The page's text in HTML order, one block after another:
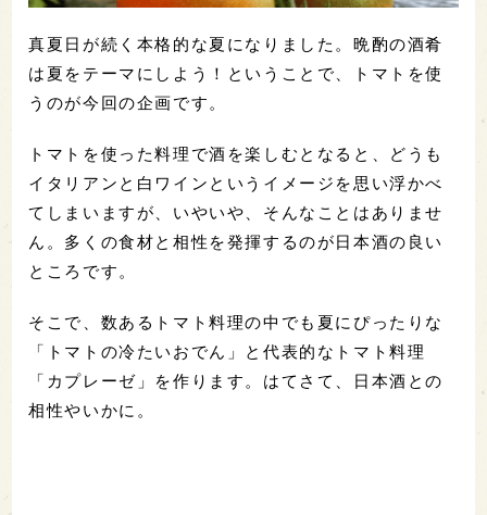
真夏日が続く本格的な夏になりました。晩酌の酒肴
は夏をテーマにしよう！ということで、トマトを使
うのが今回の企画です。
トマトを使った料理で酒を楽しむとなると、どうも
イタリアンと白ワインというイメージを思い浮かべ
てしまいますが、いやいや、そんなことはありませ
ん。多くの食材と相性を発揮するのが日本酒の良い
ところです。
そこで、数あるトマト料理の中でも夏にぴったりな
「トマトの冷たいおでん」と代表的なトマト料理
「カプレーゼ」を作ります。はてさて、日本酒との
相性やいかに。